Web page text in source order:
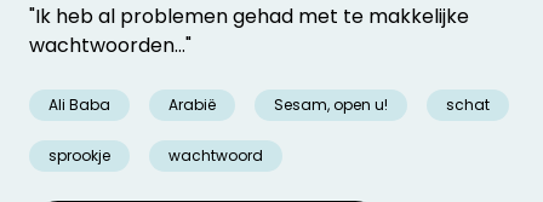
"Ik heb al problemen gehad met te makkelijke
wachtwoorden…"
Ali Baba Arabië Sesam, open u! schat
sprookje wachtwoord